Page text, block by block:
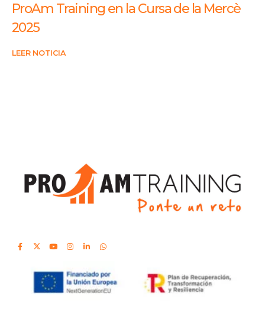
ProAm Training en la Cursa de la Mercè
2025
LEER NOTICIA